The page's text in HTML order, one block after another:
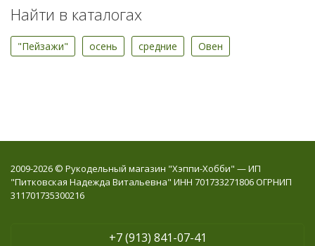
Найти в каталогах
"Пейзажи" осень средние Овен
2009-2026 © Рукодельный магазин "Хэппи-Хобби" — ИП
"Питковская Надежда Витальевна" ИНН 701733271806 ОГРНИП
311701735300216
+7 (913) 841-07-41